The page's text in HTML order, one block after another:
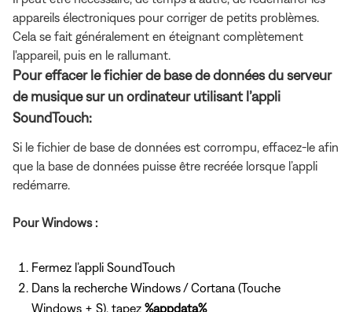
appareils électroniques pour corriger de petits problèmes.
Cela se fait généralement en éteignant complètement
l'appareil, puis en le rallumant.
Pour effacer le fichier de base de données du serveur
de musique sur un ordinateur utilisant l’appli
SoundTouch:
Si le fichier de base de données est corrompu, effacez-le afin
que la base de données puisse être recréée lorsque l’appli
redémarre.
Pour Windows :
Fermez l’appli SoundTouch
Dans la recherche Windows / Cortana (Touche
Windows + S), tapez %appdata%